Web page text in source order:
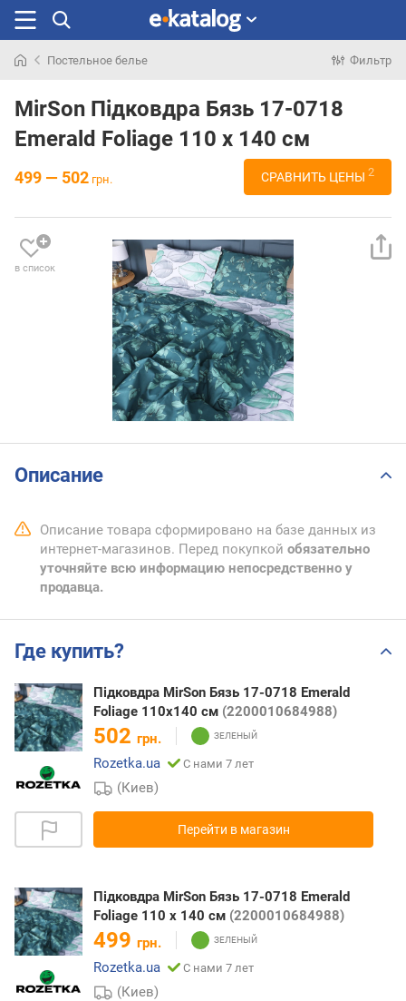
раньше
Постельное белье Фильтр
MirSon Підковдра Бязь 17-0718
Emerald Foliage 110 x 140 см
499 — 502 грн. СРАВНИТЬ ЦЕНЫ 2
в список
Описание
Описание товара сформировано на базе данных из
интернет-магазинов. Перед покупкой обязательно
уточняйте всю информацию непосредственно у
продавца.
Где купить?
Підковдра MirSon Бязь 17-0718 Emerald
Foliage 110х140 см (2200010684988)
502 грн.
Rozetka.ua
С нами 7 лет
(Киев)
Перейти в магазин
Підковдра MirSon Бязь 17-0718 Emerald
Foliage 110 x 140 см (2200010684988)
499 грн.
Rozetka.ua
С нами 7 лет
(Киев)